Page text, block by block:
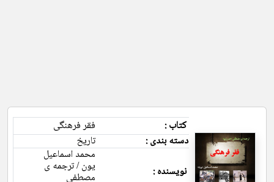
کتاب :
فقر فرهنگی
دسته بندی :
تاریخ
نویسنده :
محمد اسماعیل
یون / ترجمه ی
مصطفی